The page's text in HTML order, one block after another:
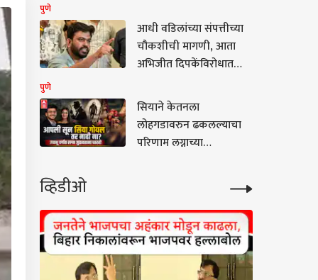
अखेरचा श्वास
पुणे
आधी वडिलांच्या संपत्तीच्या
चौकशीची मागणी, आता
अभिजीत दिपकेंविरोधात
घडलं?
पुणे
सियाने केतनला
लोहगडावरुन ढकलल्याचा
परिणाम लग्नाच्या
आला, नेमकं काय घडलं?
व्हिडीओ